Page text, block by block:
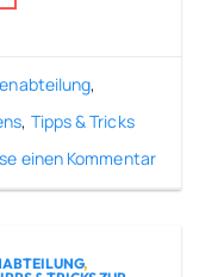
,
, Tipps & Tricks
einen Kommentar
,